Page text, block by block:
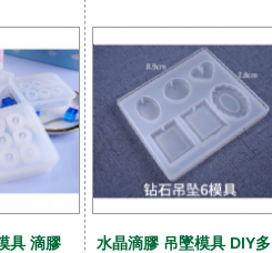
具 滴膠
水晶滴膠 吊墜模具 DIY多